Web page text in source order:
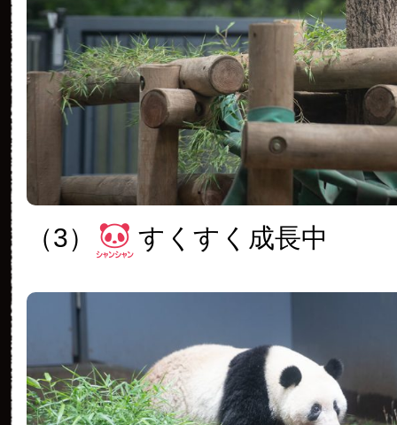
（3） すくすく成長中